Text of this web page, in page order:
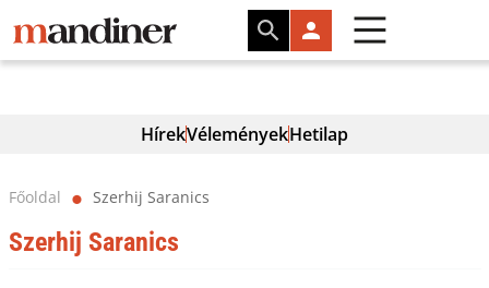
HírekVéleményekHetilap
Főoldal ⬤ Szerhij Saranics
Szerhij Saranics